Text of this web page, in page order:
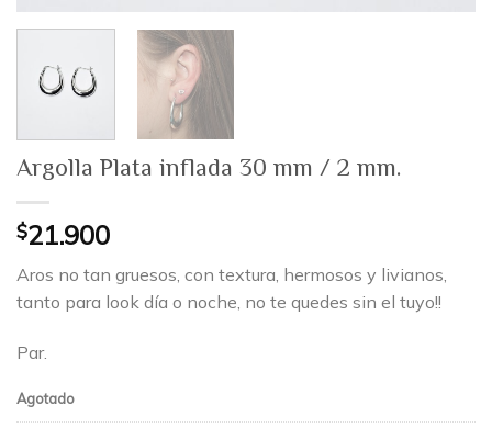
Argolla Plata inflada 30 mm / 2 mm.
$21.900
Aros no tan gruesos, con textura, hermosos y livianos,
tanto para look día o noche, no te quedes sin el tuyo!!
Par.
Agotado